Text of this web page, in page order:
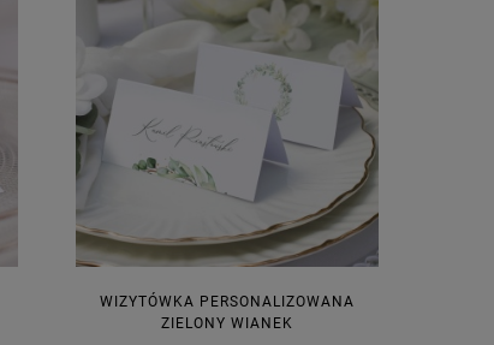
WIZYTÓWKA PERSONALIZOWANA
ZIELONY WIANEK